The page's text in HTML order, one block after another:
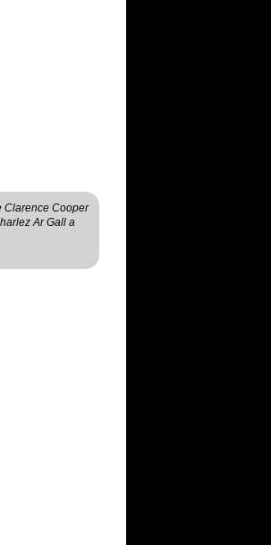
Clarence Cooper
Ar Gall a